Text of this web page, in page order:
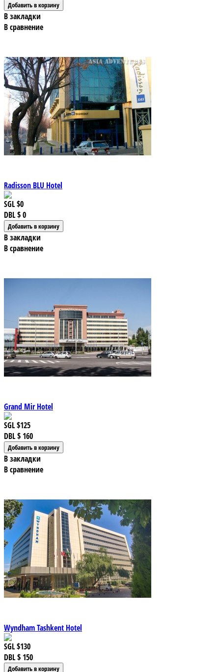
В закладки
В сравнение
Radisson BLU Hotel
SGL$0
DBL$ 0
В закладки
В сравнение
Grand Mir Hotel
SGL$125
DBL$ 160
В закладки
В сравнение
Wyndham Tashkent Hotel
SGL$130
DBL$ 150